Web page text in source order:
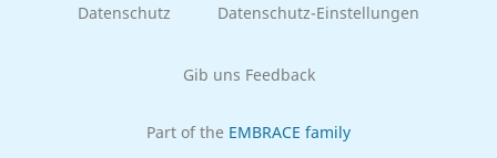
Datenschutz Datenschutz-Einstellungen
Gib uns Feedback
Part of the EMBRACE family